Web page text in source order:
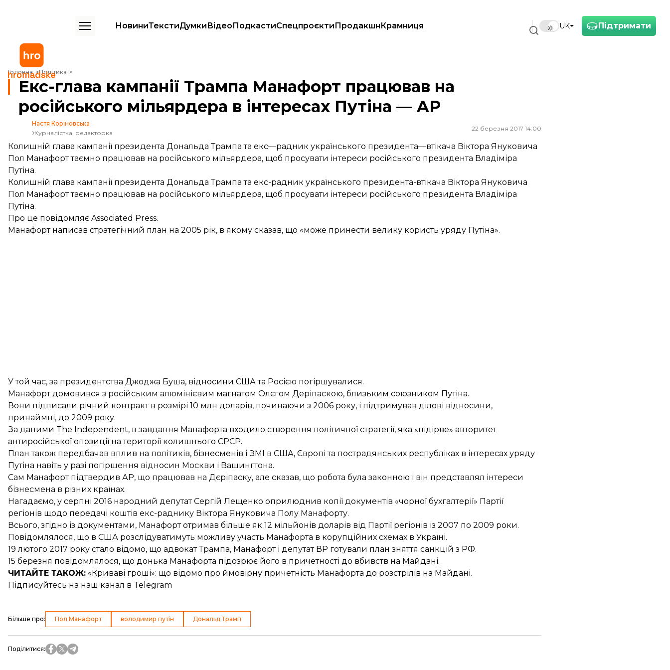
Підтримати
UK
НовиниТекстиДумкиВідеоПодкастиСпецпроєктиПродакшнКрамниця
Головна Політика
Екс-глава кампанії Трампа Манафорт працював на російського мільярдера в інтересах Путіна — AP
Екс-глава кампанії Трампа Манафорт працював на
російського мільярдера в інтересах Путіна — AP
Настя Коріновська
Журналістка, редакторка
22 березня 2017 14:00
Колишній глава кампанії президента Дональда Трампа та екс—радник українського президента—втікача Віктора Януковича
Пол Манафорт таємно працював на російського мільярдера, щоб просувати інтереси російського президента Владіміра
Путіна.
Колишній глава кампанії президента Дональда Трампа та екс-радник українського президента-втікача Віктора Януковича
Пол Манафорт таємно працював на російського мільярдера, щоб просувати інтереси російського президента Владіміра
Путіна.
Про це повідомляє Associated Press.
Манафорт написав стратегічний план на 2005 рік, в якому сказав, що «може принести велику користь уряду Путіна».
У той час, за президентства Джоджа Буша, відносини США та Росією погіршувалися.
Манафорт домовився з російським алюмінієвим магнатом Олєгом Деріпаскою, близьким союзником Путіна.
Вони підписали річний контракт в розмірі 10 млн доларів, починаючи з 2006 року, і підтримував ділові відносини,
принаймні, до 2009 року.
За даними The Independent, в завдання Манафорта входило створення політичної стратегії, яка «підірве» авторитет
антиросійської опозиції на території колишнього СРСР.
План також передбачав вплив на політиків, бізнесменів і ЗМІ в США, Європі та пострадянських республіках в інтересах уряду
Путіна навіть у разі погіршення відносин Москви і Вашингтона.
Сам Манафорт підтвердив АР, що працював на Дєріпаску, але сказав, що робота була законною і він представлял інтереси
бізнесмена в різних країнах.
Нагадаємо, у серпні 2016 народний депутат Сергій Лещенко оприлюднив копії документів «чорної бухгалтерії» Партії
регіонів щодо передачі коштів екс-раднику Віктора Януковича Полу Манафорту.
Всього, згідно із документами, Манафорт отримав більше як 12 мільйонів доларів від Партії регіонів із 2007 по 2009 роки.
Повідомлялося, що в США розслідуватимуть можливу участь Манафорта в корупційних схемах в Україні.
19 лютого 2017 року стало відомо, що адвокат Трампа, Манафорт і депутат ВР готували план зняття санкцій з РФ.
15 березня повідомлялося, що донька Манафорта підозрює його в причетності до вбивств на Майдані.
ЧИТАЙТЕ ТАКОЖ: «Криваві гроші»: що відомо про ймовірну причетність Манафорта до розстрілів на Майдані.
Підписуйтесь на наш канал в Telegram
Більше про: Пол Манафорт володимир путін Дональд Трамп
Поділитися: